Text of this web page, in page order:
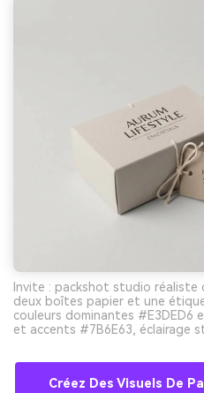
Invite : packshot studio réaliste
deux boîtes papier et une
couleurs dominantes #E3DED6
et accents #7B6E63, éclairage
Créez Des Visuels De